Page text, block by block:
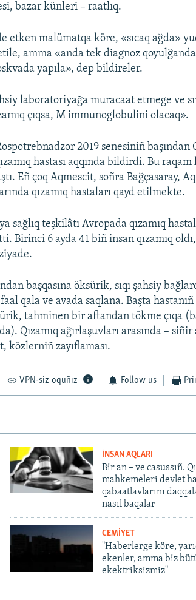
bazar künleri – raatlıq.
etken malümatqa köre, «sıcaq ağda»
amma «anda tek diagnoz
yapıla», dep bildireler.
laboratoriyağa muracaat etmege ve
çıqsa, M immunoglobulini olacaq».
2019 senesiniñ başından
hastası aqqında bildirdi. Bu
Eñ çoq Aqmescit, soñra Bağçasaray,
qızamıq hastaları qayd etilmekte.
sağlıq teşkilâtı Avropada qızamıq
Birinci 6 ayda 41 biñ insan qızamıq
başqasına öksürik, sıqı şahsiy
qala ve avada saqlana. Başta
tahminen bir aftandan tökme çıqa
Qızamıq ağırlaşuvları arasında –
közlerniñ zayıflaması.
VPN-siz oquñız Follow us
İNSAN AQLARI
Bir an – ve casussıñ.
mahkemeleri devlet
qabaatlavlarını
nasıl baqalar
CEMİYET
"Haberlerge köre,
ekenler, amma biz
ekektriksizmiz"